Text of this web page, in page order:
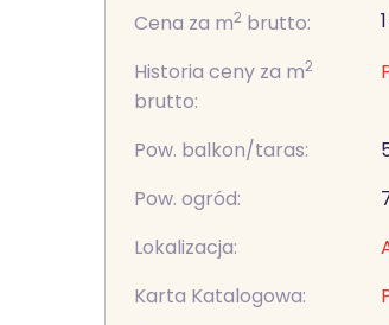
Cena za m2 brutto:
Historia ceny za m2
brutto:
Pow. balkon/taras:
Pow. ogród:
Lokalizacja:
Karta Katalogowa: